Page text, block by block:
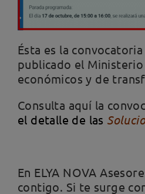
Ésta es la
publicado el
económicos y de
Consulta aquí la
el detalle de las
En ELYA NOVA
contigo. Si te surge